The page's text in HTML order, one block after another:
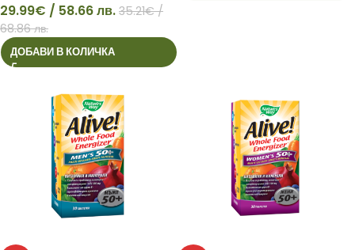
29
29.99€ / 58.66 лв. 35.21€/
68.86 лв.
ДОБАВИ В КОЛИЧКА